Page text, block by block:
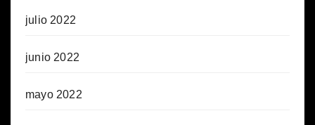
julio 2022
junio 2022
mayo 2022